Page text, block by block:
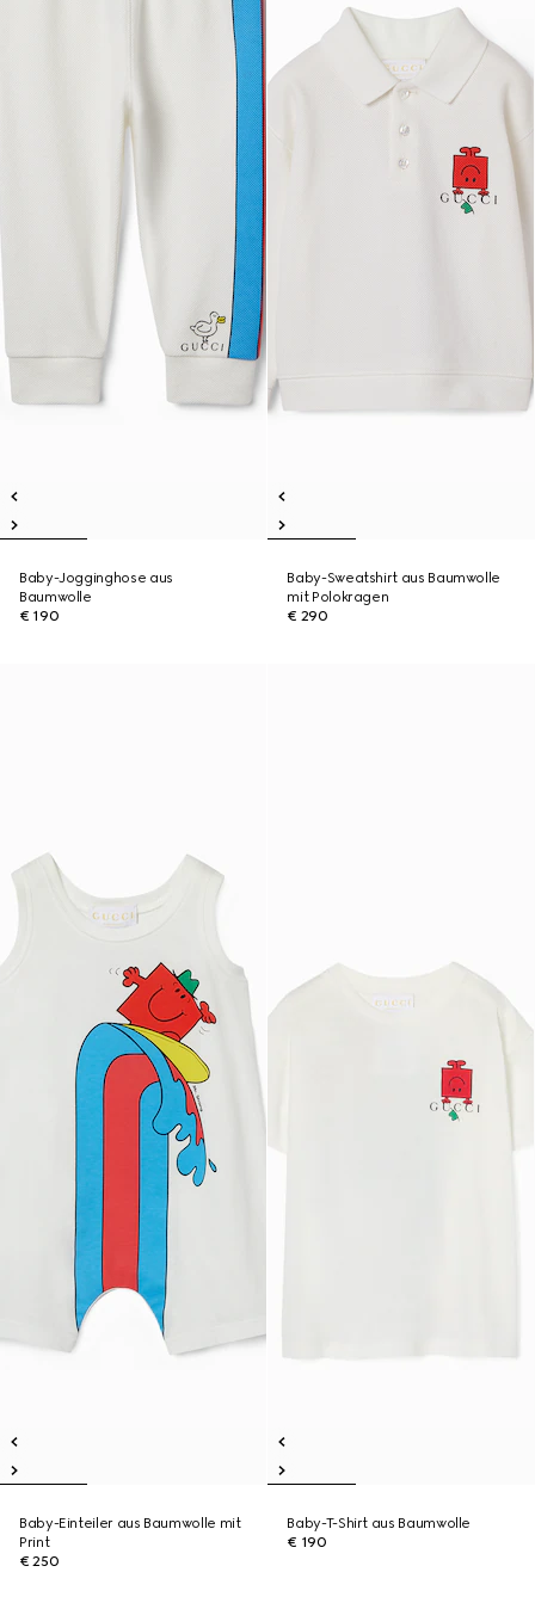
Baby-Jogginghose aus
Baumwolle
€ 190
Baby-Sweatshirt aus Baumwolle
mit Polokragen
€ 290
Baby-Einteiler aus Baumwolle mit
Print
€ 250
Baby-T-Shirt aus Baumwolle
€ 190